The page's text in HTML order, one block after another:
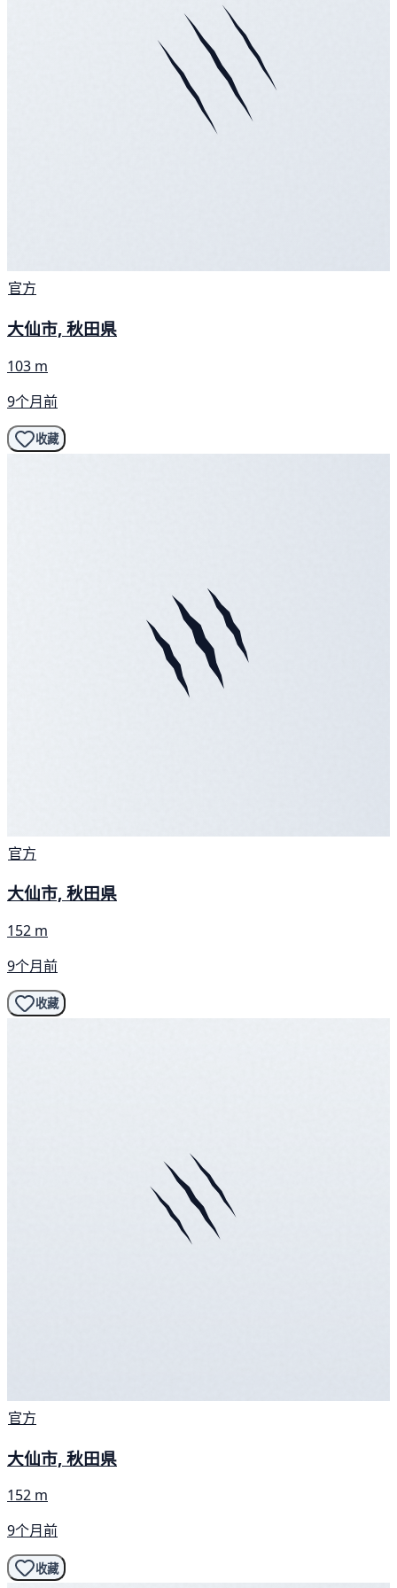
官方
大仙市, 秋田県
103 m
9个月前
收藏
官方
大仙市, 秋田県
152 m
9个月前
收藏
官方
大仙市, 秋田県
152 m
9个月前
收藏